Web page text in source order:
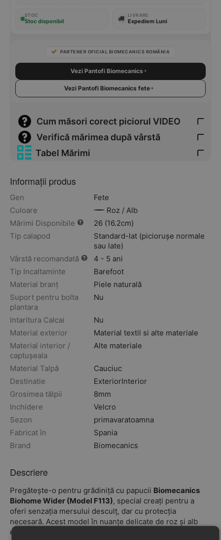
STOC
Stoc disponibil
LIVRARE
Expediem Luni
PARTENER OFICIAL BIOMECANICS ROMÂNIA
Vezi Pantofi Biomecanics
Vezi Pantofi Biomecanics fete
Cum măsori corect piciorul VIDEO
Verifică mărimea după vârstă
Tabel Mărimi
Informații produs
Gen
Fete
Culoare
Roz / Alb
Mărimi Disponibile
26 (16.2cm)
Tip calapod
Standard-lat (piciorușe normale
sau late)
Vârstă recomandată
4 - 5 ani
Tip Incaltaminte
Barefoot
Material branț
Piele naturală
Suport pentru bolta
plantara
Nu
Intaritura Calcai
Nu
Material exterior
Material textil si alte materiale
Material interior /
captușeala
Alte materiale
Material Talpă
Cauciuc
Destinatie
ExteriorInterior
Grosimea tălpii
8mm
Inchidere
Velcro
Sezon
primavaratoamna
Fabricat în
Spania
Brand
Biomecanics
Descriere
Pregătește-o pentru grădiniță cu papucii Biomecanics
Biohome Wider (Model F113), special creați pentru a
oferi senzația mersului desculț, dar cu protecția
necesară. Acest model în nuanțe delicate de roz și alb
este soluția perfectă pentru activitățile de interior.